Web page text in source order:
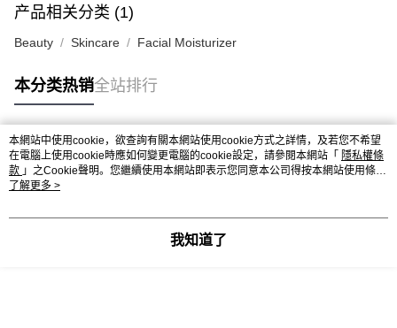
产品相关分类 (1)
Beauty Skincare Facial Moisturizer
本分类热销全站排行
热门标签
热销排行
本網站中使用cookie，欲查詢有關本網站使用cookie方式之詳情，及若您不希望
在電腦上使用cookie時應如何變更電腦的cookie設定，請參閱本網站「 隱私權條
款 」之Cookie聲明。您繼續使用本網站即表示您同意本公司得按本網站使用條款
之Cookie聲明使用cookie。
了解更多 >
我知道了